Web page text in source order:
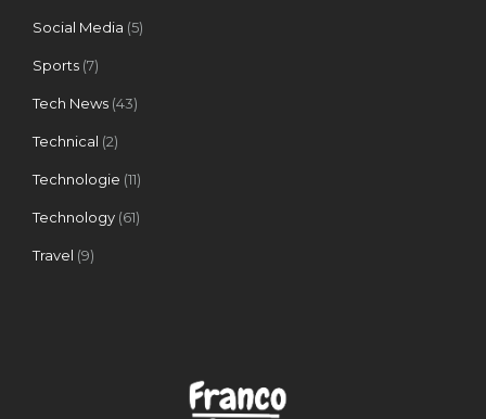
Social Media (5)
Sports (7)
Tech News (43)
Technical (2)
Technologie (11)
Technology (61)
Travel (9)